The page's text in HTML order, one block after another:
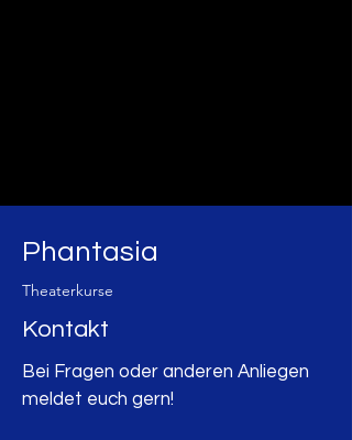
Phantasia
Theaterkurse
Kontakt
Bei Fragen oder anderen Anliegen
meldet euch gern!